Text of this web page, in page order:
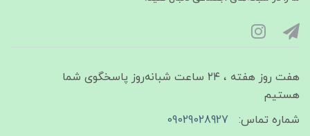
هفت روز هفته ، ۲۴ ساعت شبانه‌روز پاسخگوی شما
هستیم
شماره تماس:
09029028927